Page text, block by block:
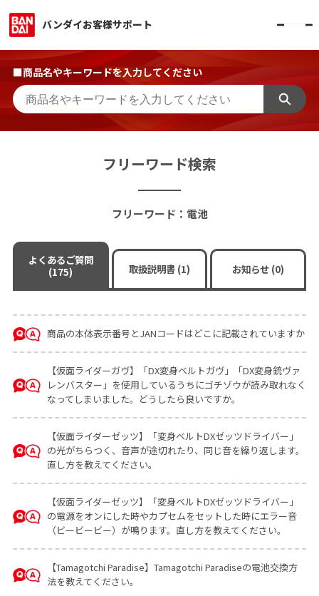
バンダイお客様サポート
■商品名やキーワードを入力してください
フリーワード検索
フリーワード：電池
よくあるご質問
(175)
取扱説明書 (1) お知らせ (0)
商品の本体表示番号とJANコードはどこに記載されていますか
【仮面ライダーガヴ】「DX変身ベルトガヴ」「DX変身銃ヴァ
レンバスター」を使用しているうちにゴチゾウが読み取れなく
なってしまいました。どうしたら良いですか。
【仮面ライダーゼッツ】「変身ベルトDXゼッツドライバー」
の光がちらつく、音声が途切れたり、同じ音を繰り返します。
直し方を教えてください。
【仮面ライダーゼッツ】「変身ベルトDXゼッツドライバー」
の電源をオンにした時やカプセムをセットした時にエラー音
（ビービービー）が鳴ります。直し方を教えてください。
【Tamagotchi Paradise】Tamagotchi Paradiseの電池交換方
法を教えてください。